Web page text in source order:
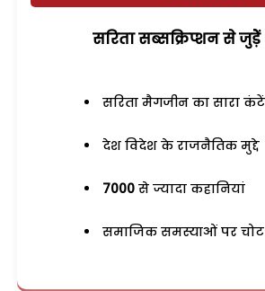
सरिता सब्सक्रिप्शन से
सरिता मैगजीन का सारा
देश विदेश के राजनैतिक मुद्दे
7000 से ज्यादा कहानियां
समाजिक समस्याओं पर